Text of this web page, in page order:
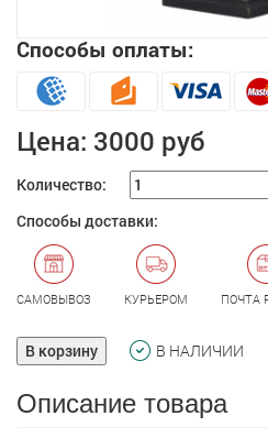
Способы оплаты:
Цена: 3000 руб
Количество:
Способы доставки:
САМОВЫВОЗ КУРЬЕРОМ ПОЧТА
В корзину В НАЛИЧИИ
Описание товара